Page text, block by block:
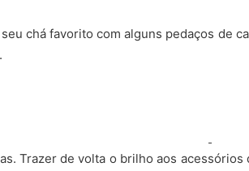
chá favorito com alguns pedaços de
Trazer de volta o brilho aos